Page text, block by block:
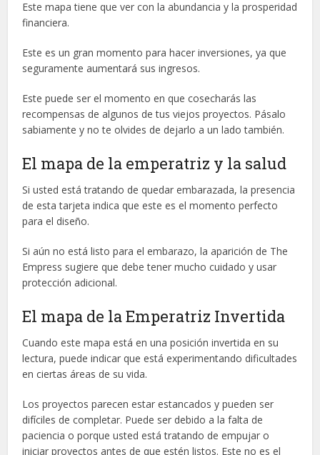
Este mapa tiene que ver con la abundancia y la prosperidad
financiera.
Este es un gran momento para hacer inversiones, ya que
seguramente aumentará sus ingresos.
Este puede ser el momento en que cosecharás las
recompensas de algunos de tus viejos proyectos. Pásalo
sabiamente y no te olvides de dejarlo a un lado también.
El mapa de la emperatriz y la salud
Si usted está tratando de quedar embarazada, la presencia
de esta tarjeta indica que este es el momento perfecto
para el diseño.
Si aún no está listo para el embarazo, la aparición de The
Empress sugiere que debe tener mucho cuidado y usar
protección adicional.
El mapa de la Emperatriz Invertida
Cuando este mapa está en una posición invertida en su
lectura, puede indicar que está experimentando dificultades
en ciertas áreas de su vida.
Los proyectos parecen estar estancados y pueden ser
difíciles de completar. Puede ser debido a la falta de
paciencia o porque usted está tratando de empujar o
iniciar proyectos antes de que estén listos. Este no es el